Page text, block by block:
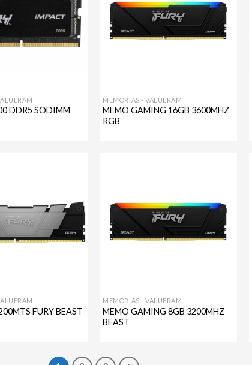
lista de
deseos
DDR5 SODIMM
lista de
deseos
MEMORIAS - VALUERAM
MEMO GAMING 16GB 3600MHZ
RGB
lista de
deseos
FURY BEAST
lista de
deseos
MEMORIAS - VALUERAM
MEMO GAMING 8GB 3200MHZ
BEAST